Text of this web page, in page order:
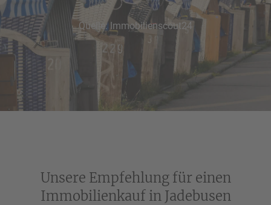
Quelle: Immobilienscout24
Unsere Empfehlung für einen
Immobilienkauf in Jadebusen